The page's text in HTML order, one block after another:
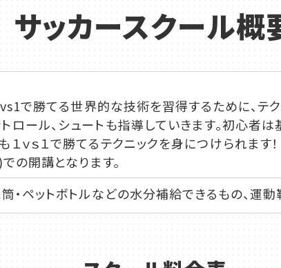
サッカースクール概
で勝てる世界的な技術を習得するために、テ
ール、シュートも指導していきます。初心者は
ｖｓ１で勝てるテクニックを身につけられます！
開講となります。
・ペットボトルなどの水分補給できるもの、運動